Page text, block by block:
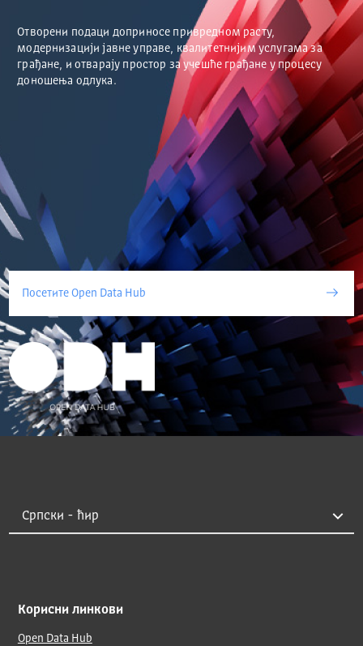
Отворени подаци доприносе привредном расту,
модернизацији јавне управе, квалитетнијим услугама за
грађане, и отварају простор за учешће грађане у процесу
доношења одлука.
Посетите Open Data Hub
Корисни линкови
Open Data Hub